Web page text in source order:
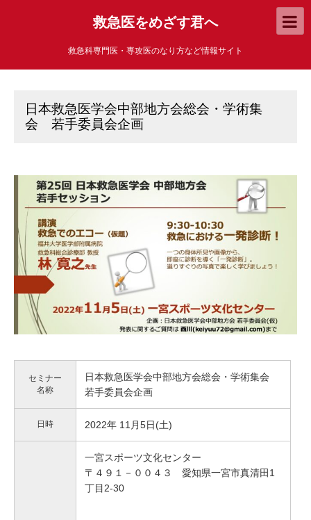
救急医をめざす君へ
救急科専門医・専攻医のなり方など情報サイト
日本救急医学会中部地方会総会・学術集
会 若手委員会企画
セミナー
名称
日本救急医学会中部地方会総会・学術集会
若手委員会企画
日時 2022年 11月5日(土)
一宮スポーツ文化センター
〒４９１－００４３ 愛知県一宮市真清田1
丁目2-30